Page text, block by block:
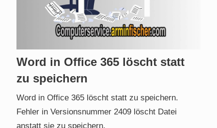
Word in Office 365 löscht statt
zu speichern
Word in Office 365 löscht statt zu speichern.
Fehler in Versionsnummer 2409 löscht Datei
anstatt sie zu speichern.